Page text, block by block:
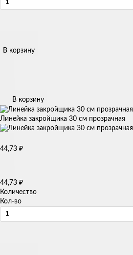
В корзину
В корзину
Линейка закройщика 30 см прозрачная
44,73 ₽
44,73 ₽
Количество
Кол-во